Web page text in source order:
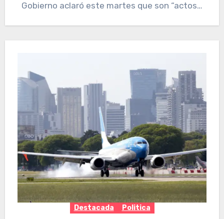
Gobierno aclaró este martes que son “actos…
Destacada Politica